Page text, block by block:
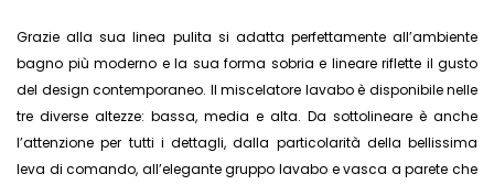
Grazie alla sua linea pulita si adatta perfettamente all’ambiente
bagno più moderno e la sua forma sobria e lineare riflette il gusto
del design contemporaneo. Il miscelatore lavabo è disponibile nelle
tre diverse altezze: bassa, media e alta. Da sottolineare è anche
l’attenzione per tutti i dettagli, dalla particolarità della bellissima
leva di comando, all’elegante gruppo lavabo e vasca a parete che